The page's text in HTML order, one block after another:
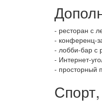
- ресторан с
- конференц-
- лобби-бар с
- Интернет-
- просторный